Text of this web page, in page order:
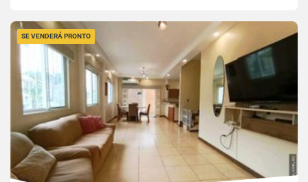
SE VENDERÁ PRONTO